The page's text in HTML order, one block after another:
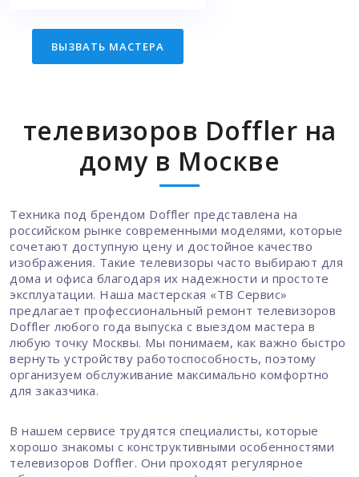
ВЫЗВАТЬ МАСТЕРА
телевизоров Doffler на
дому в Москве
Техника под брендом Doffler представлена на
российском рынке современными моделями, которые
сочетают доступную цену и достойное качество
изображения. Такие телевизоры часто выбирают для
дома и офиса благодаря их надежности и простоте
эксплуатации. Наша мастерская «ТВ Сервис»
предлагает профессиональный ремонт телевизоров
Doffler любого года выпуска с выездом мастера в
любую точку Москвы. Мы понимаем, как важно быстро
вернуть устройству работоспособность, поэтому
организуем обслуживание максимально комфортно
для заказчика.
В нашем сервисе трудятся специалисты, которые
хорошо знакомы с конструктивными особенностями
телевизоров Doffler. Они проходят регулярное